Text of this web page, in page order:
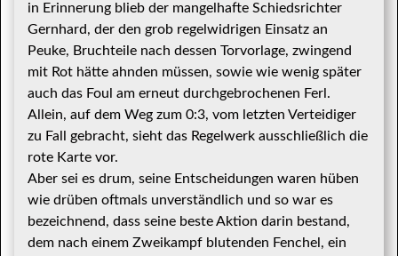
in Erinnerung blieb der mangelhafte Schiedsrichter
Gernhard, der den grob regelwidrigen Einsatz an
Peuke, Bruchteile nach dessen Torvorlage, zwingend
mit Rot hätte ahnden müssen, sowie wie wenig später
auch das Foul am erneut durchgebrochenen Ferl.
Allein, auf dem Weg zum 0:3, vom letzten Verteidiger
zu Fall gebracht, sieht das Regelwerk ausschließlich die
rote Karte vor.
Aber sei es drum, seine Entscheidungen waren hüben
wie drüben oftmals unverständlich und so war es
bezeichnend, dass seine beste Aktion darin bestand,
dem nach einem Zweikampf blutenden Fenchel, ein